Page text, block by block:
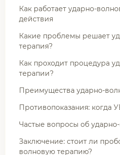
Как работает ударно-
действия
Какие проблемы решает
терапия?
Как проходит процедура
терапии?
Преимущества ударно-
Противопоказания: когда
Частые вопросы об
Заключение: стоит ли
волновую терапию?